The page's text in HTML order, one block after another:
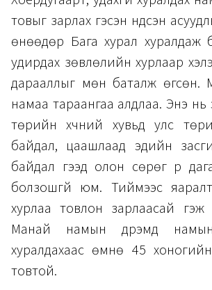
товыг зарлах гэсэн үндсэн
өнөөдөр Бага хурал хуралдаж
удирдах зөвлөлийн хурлаар
дарааллыг мөн баталж өгсөн.
намаа тараангаа алдлаа. Энэ нь
төрийн хүчний хувьд улс
байдал, цаашлаад эдийн
байдал гээд олон сөрөг үр
болзошгүй юм. Тиймээс
хурлаа товлон зарлаасай
Манай намын дүрэмд
хуралдахаас өмнө 45
товтой.